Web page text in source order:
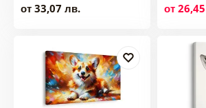
от 33,07 лв.
от